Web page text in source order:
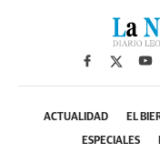
ACTUALIDAD EL
ESPECIALES